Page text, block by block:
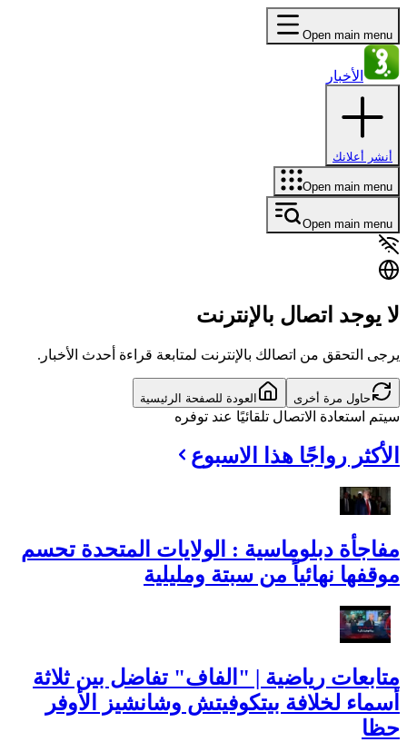
Open main menu
الأخبار
أنشر أعلانك
Open main menu
Open main menu
لا يوجد اتصال بالإنترنت
يرجى التحقق من اتصالك بالإنترنت لمتابعة قراءة أحدث الأخبار.
حاول مرة أخرى العودة للصفحة الرئيسية
سيتم استعادة الاتصال تلقائيًا عند توفره
الأكثر رواجًا هذا الاسبوع
مفاجأة دبلوماسية : الولايات المتحدة تحسم
موقفها نهائياً من سبتة ومليلية
متابعات رياضية | "الفاف" تفاضل بين ثلاثة
أسماء لخلافة بيتكوفيتش وشانشيز الأوفر
حظا